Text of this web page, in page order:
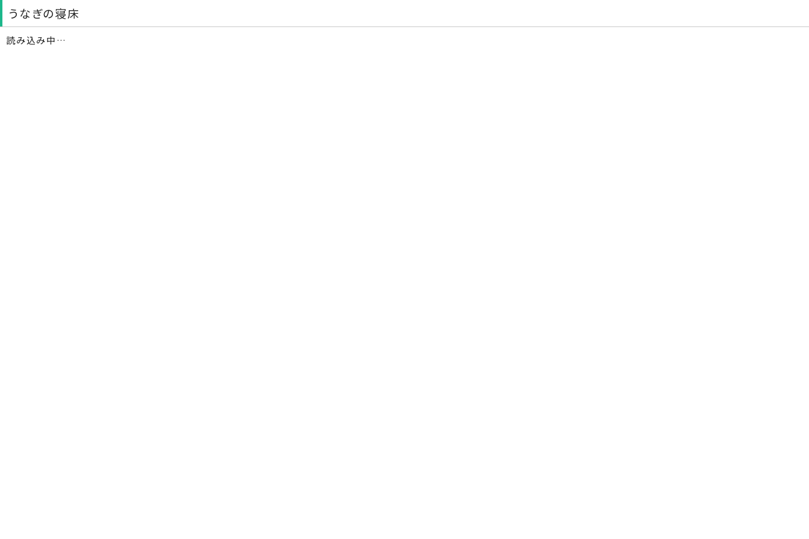
うなぎの寝床
読み込み中…